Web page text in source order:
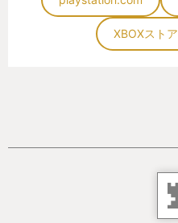
XBOXストア